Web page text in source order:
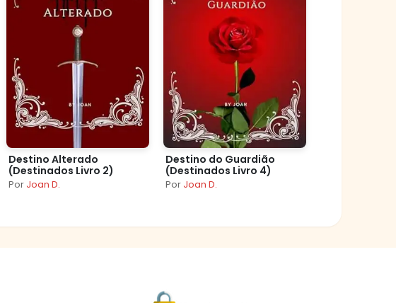
Destino Alterado
(Destinados Livro 2)
Por Joan D.
Destino do Guardião
(Destinados Livro 4)
Por Joan D.